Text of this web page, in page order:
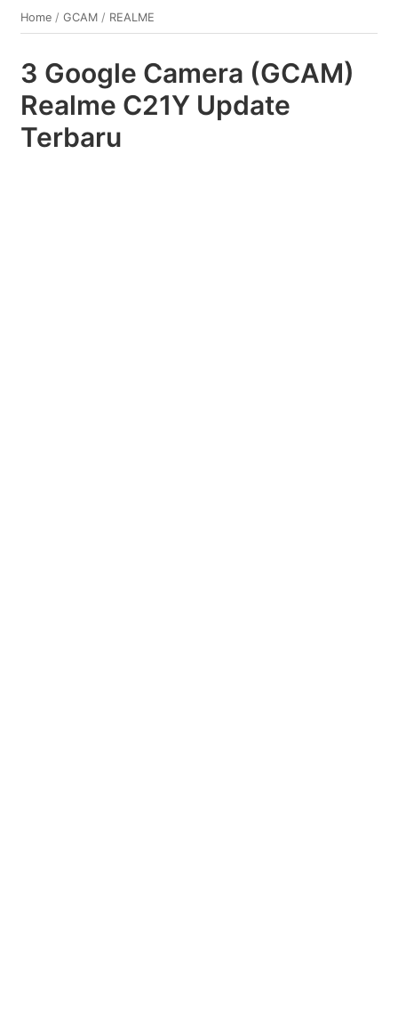
Home /GCAM / REALME
3 Google Camera (GCAM)
Realme C21Y Update
Terbaru